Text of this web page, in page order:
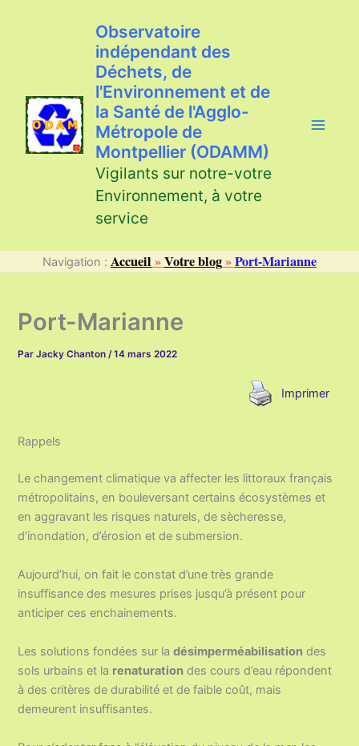
Observatoire
indépendant des
Déchets, de
l'Environnement et de
la Santé de l'Agglo-
Métropole de
Montpellier (ODAMM)
Vigilants sur notre-votre
Environnement, à votre
service
Navigation : Accueil »Votre blog»Port-Marianne
Port-Marianne
ParJacky Chanton/14 mars 2022
Imprimer
Rappels
Le changement climatique va affecter les littoraux français
métropolitains, en bouleversant certains écosystèmes et
en aggravant les risques naturels, de sècheresse,
d’inondation, d’érosion et de submersion.
Aujourd’hui, on fait le constat d’une très grande
insuffisance des mesures prises jusqu’à présent pour
anticiper ces enchainements.
Les solutions fondées sur ladésimperméabilisation des
sols urbains et la renaturation des cours d’eau répondent
à des critères de durabilité et de faible coût, mais
demeurent insuffisantes.